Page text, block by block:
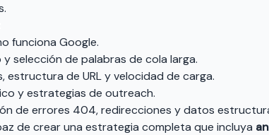
funciona Google.
selección de palabras de cola larga.
estructura de URL y velocidad de carga.
y estrategias de outreach.
de errores 404, redirecciones y datos
de crear una estrategia completa que incluya